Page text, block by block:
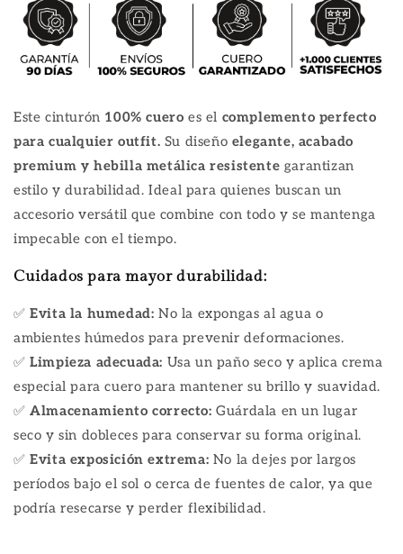
Este cinturón 100% cuero es el complemento perfecto
para cualquier outfit. Su diseño elegante, acabado
premium y hebilla metálica resistente garantizan
estilo y durabilidad. Ideal para quienes buscan un
accesorio versátil que combine con todo y se mantenga
impecable con el tiempo.
Cuidados para mayor durabilidad:
✅Evita la humedad: No la expongas al agua o
ambientes húmedos para prevenir deformaciones.
✅Limpieza adecuada: Usa un paño seco y aplica crema
especial para cuero para mantener su brillo y suavidad.
✅Almacenamiento correcto: Guárdala en un lugar
seco y sin dobleces para conservar su forma original.
✅Evita exposición extrema: No la dejes por largos
períodos bajo el sol o cerca de fuentes de calor, ya que
podría resecarse y perder flexibilidad.